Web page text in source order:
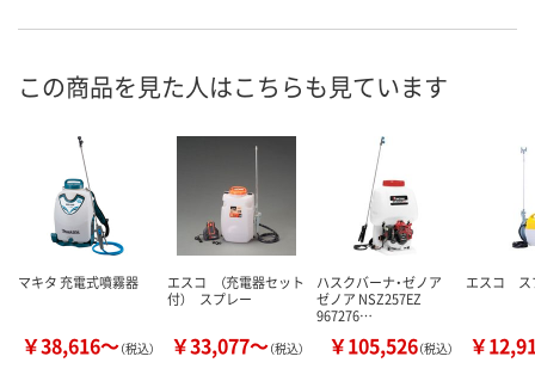
この商品を見た人はこちらも見ています
マキタ 充電式噴霧器
￥38,616～（税込）
エスコ （充電器セット
付） スプレー
￥33,077～（税込）
ハスクバーナ・ゼノア
ゼノア NSZ257EZ
967276…
￥105,526（税込）
エスコ ス
￥